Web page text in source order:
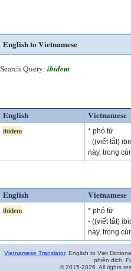
English to Vietnamese
Search Query: ibidem
English Vietnamese
ibidem
* phó từ
- ((viết tắt)
này, trong
English Vietnamese
ibidem
* phó từ
- ((viết tắt)
này, trong
Vietnamese Translator. English to Viet
phiên dịch.
© 2015-2026. All rights